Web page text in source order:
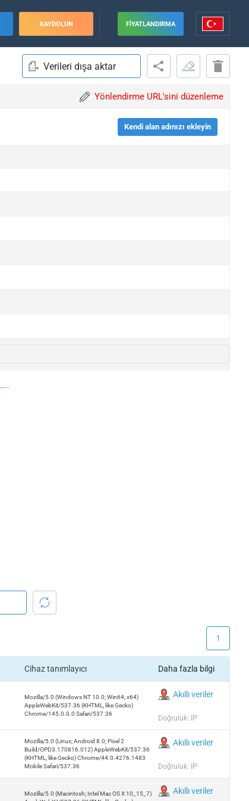
KAYDOLUN FIYATLANDIRMA
Verileri dışa aktar
Yönlendirme URL'sini düzenleme
Kendi alan adınızı ekleyin
1
Cihaz tanımlayıcı Daha fazla bilgi
Mozilla/5.0 (Windows NT 10.0; Win64; x64)
AppleWebKit/537.36 (KHTML, like Gecko)
Chrome/145.0.0.0 Safari/537.36
Akıllı veriler
Doğruluk: IP
Mozilla/5.0 (Linux; Android 8.0; Pixel 2
Build/OPD3.170816.012) AppleWebKit/537.36
(KHTML, like Gecko) Chrome/44.0.4276.1483
Mobile Safari/537.36
Akıllı veriler
Doğruluk: IP
Mozilla/5.0 (Macintosh; Intel Mac OS X 10_15_7)
Akıllı veriler